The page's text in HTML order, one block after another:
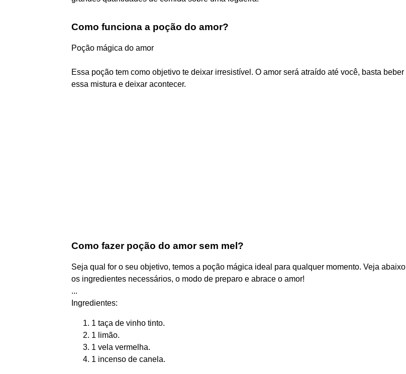
Como funciona a poção do amor?
Poção mágica do amor
Essa poção tem como objetivo te deixar irresistível. O amor será atraído até você, basta beber
essa mistura e deixar acontecer.
Como fazer poção do amor sem mel?
Seja qual for o seu objetivo, temos a poção mágica ideal para qualquer momento. Veja abaixo
os ingredientes necessários, o modo de preparo e abrace o amor!
...
Ingredientes:
1 taça de vinho tinto.
1 limão.
1 vela vermelha.
1 incenso de canela.